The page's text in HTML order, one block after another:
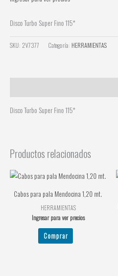
Disco Turbo Super Fino 115*
SKU: 2V7377 Categoría: HERRAMIENTAS
Disco Turbo Super Fino 115*
Productos relacionados
Cabos para pala Mendocina 1,20 mt.
HERRAMIENTAS
Ingresar para ver precios
Comprar